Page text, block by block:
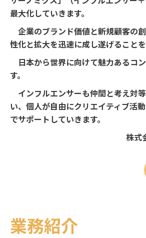
最大化していきます。
企業のブランド価値と新規顧客の
性化と拡大を迅速に成し遂げることを
日本から世界に向けて魅力あるコ
す。
インフルエンサーも仲間と考え対
い、個人が自由にクリエイティブ活
でサポートしていきます。
株式
業務紹介